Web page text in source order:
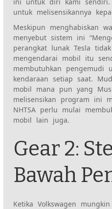
untuk melisensikannya
Meskipun menghabiskan
menyebut sistem ini
perangkat lunak Tesla
mengendarai mobil itu
membutuhkan pengemudi
kendaraan setiap saat.
mobil mana pun yang
melisensikan program ini
NHTSA perlu mulai
mobil lain juga.
Gear 2:
Bawah
KetikaVolkswagen